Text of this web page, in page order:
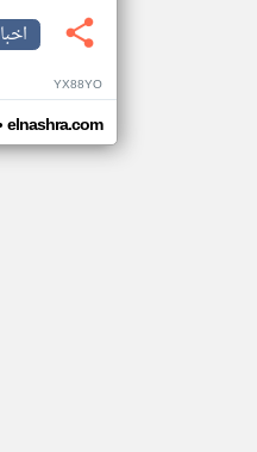
YX88YO
elnashra.com